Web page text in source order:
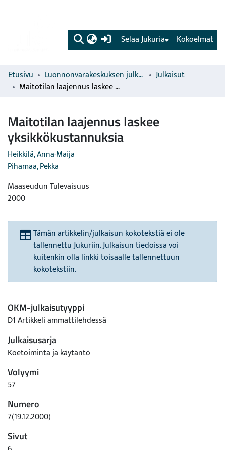
(current) Kokoelmat
Selaa Jukuria
Etusivu Luonnonvarakeskuksen julkaisut
Julkaisut
Maitotilan laajennus laskee yksikkökustannuksia
Maitotilan laajennus laskee
yksikkökustannuksia
Heikkilä, Anna-Maija
Pihamaa, Pekka
Maaseudun Tulevaisuus
2000
Tämän artikkelin/julkaisun kokotekstiä ei ole
tallennettu Jukuriin. Julkaisun tiedoissa voi
kuitenkin olla linkki toisaalle tallennettuun
kokotekstiin.
OKM-julkaisutyyppi
D1 Artikkeli ammattilehdessä
Julkaisusarja
Koetoiminta ja käytäntö
Volyymi
57
Numero
7(19.12.2000)
Sivut